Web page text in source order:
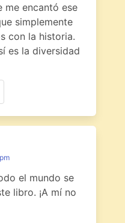
me encantó ese
simplemente
con la historia.
es la diversidad
el mundo se
libro. ¡A mí no